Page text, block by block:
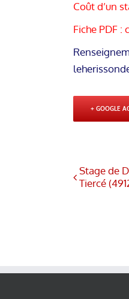
Coût d’un
Fiche PDF
+ GOOGLE
Stage de
Tiercé